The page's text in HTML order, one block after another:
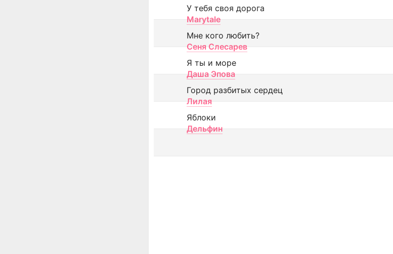
У тебя своя дорога
Marytale
Мне кого любить?
Сеня Слесарев
Я ты и море
Даша Эпова
Город разбитых сердец
Лилая
Яблоки
Дельфин